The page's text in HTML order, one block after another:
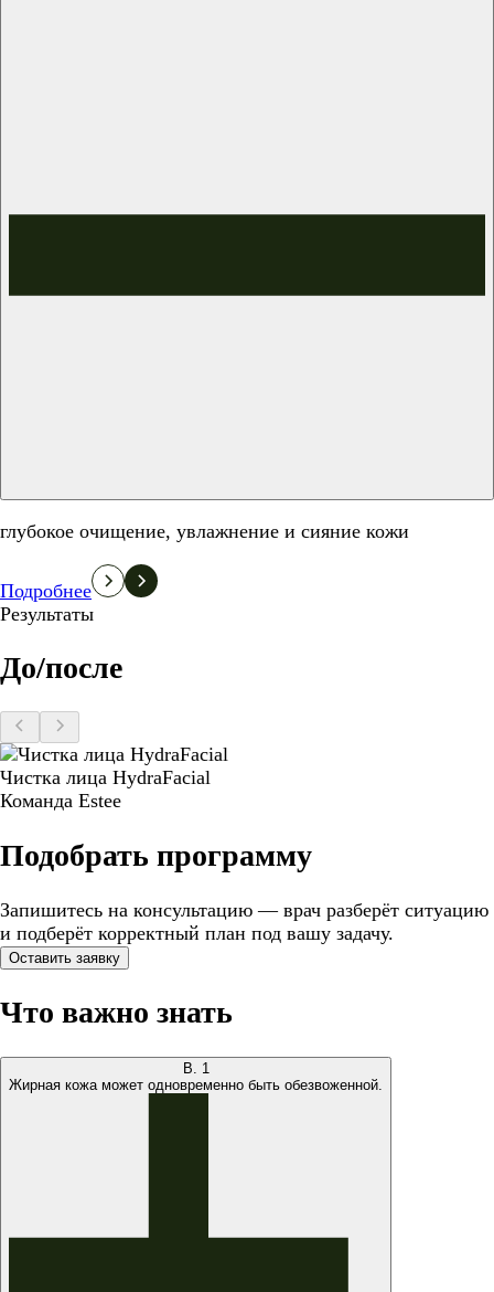
глубокое очищение, увлажнение и сияние кожи
Подробнее
Результаты
До/после
Чистка лица HydraFacial
Команда Estee
Подобрать программу
Запишитесь на консультацию — врач разберёт ситуацию
и подберёт корректный план под вашу задачу.
Оставить заявку
Что важно знать
В. 1
Жирная кожа может одновременно быть обезвоженной.